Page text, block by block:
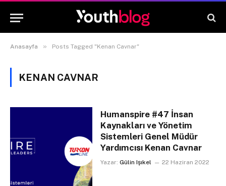
Anasayfa » Posts Tagged "Kenan Cavnar"
KENAN CAVNAR
Humanspire #47 İnsan
Kaynakları ve Yönetim
Sistemleri Genel Müdür
Yardımcısı Kenan Cavnar
Yazar: Gülin Işıkel 22 Haziran 2022